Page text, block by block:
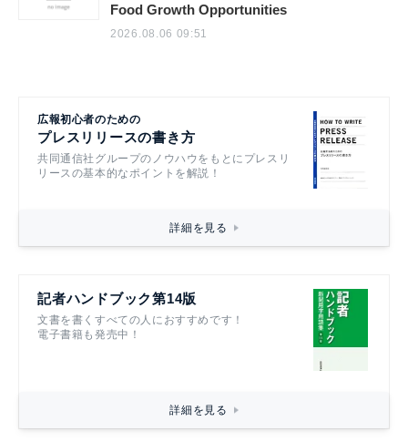
Food Growth Opportunities
2026.08.06 09:51
広報初心者のための
プレスリリースの書き方
共同通信社グループのノウハウをもとにプレスリ
リースの基本的なポイントを解説！
詳細を見る
記者ハンドブック第14版
文書を書くすべての人におすすめです！
電子書籍も発売中！
詳細を見る